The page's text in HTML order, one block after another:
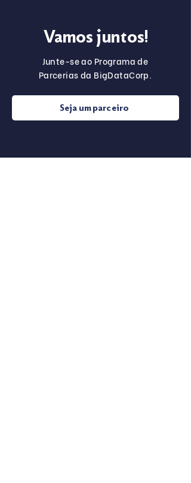
Vamos juntos!
Junte-se ao Programa de
Parcerias da BigDataCorp.
Seja um parceiro